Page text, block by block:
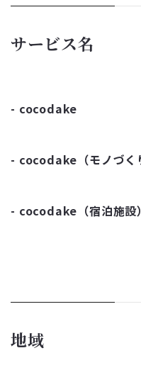
サービス名
cocodake
cocodake（モノづく
cocodake（宿泊施設）
地域